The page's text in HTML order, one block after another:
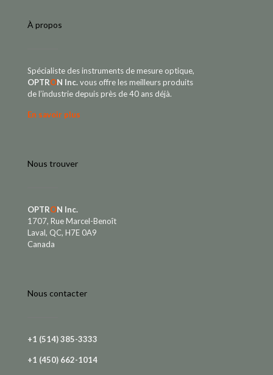
À propos
Spécialiste des instruments de mesure optique,
OPTRON Inc.vous offre les meilleurs produits
de l’industrie depuis près de 40 ans déjà.
En savoir plus
Nous trouver
OPTRON Inc.
1707, Rue Marcel-Benoît
Laval, QC, H7E 0A9
Canada
Nous contacter
+1 (514) 385-3333
+1 (450) 662-1014